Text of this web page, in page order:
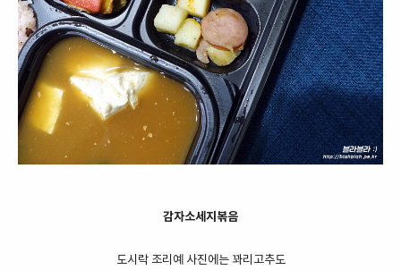
감자소세지볶음
도시락 조리예 사진에는 꽈리고추도